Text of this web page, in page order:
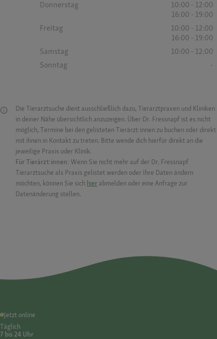
Donnerstag
10:00 - 12:00
16:00 - 19:00
Freitag
10:00 - 12:00
16:00 - 19:00
Samstag
10:00 - 12:00
Sonntag
-
Die Tierarztsuche dient ausschließlich dazu, Tierarztpraxen und Kliniken
in deiner Nähe übersichtlich anzuzeigen. Über Dr. Fressnapf ist es nicht
möglich, Termine bei den gelisteten Tierärzt:innen zu buchen oder direkt
mit ihnen in Kontakt zu treten. Bitte wende dich hierfür direkt an die
jeweilige Praxis oder Klinik.
Für Tierärzt:innen: Wenn Sie nicht mehr auf der Dr. Fressnapf
Tierarztsuche als Praxis gelistet werden oder Ihre Daten ändern
möchten, können Sie sich hier abmelden oder eine Anfrage zur
Datenänderung stellen.
Jetzt online
Täglich
7 bis 24 Uhr